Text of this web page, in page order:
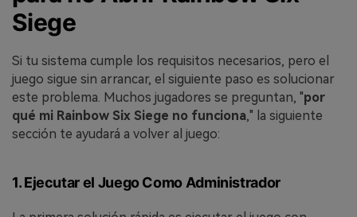
Siege
Si tu sistema cumple los requisitos necesarios, pero el
juego sigue sin arrancar, el siguiente paso es solucionar
este problema. Muchos jugadores se preguntan, "por
qué mi Rainbow Six Siege no funciona," la siguiente
sección te ayudará a volver al juego:
1. Ejecutar el Juego Como Administrador